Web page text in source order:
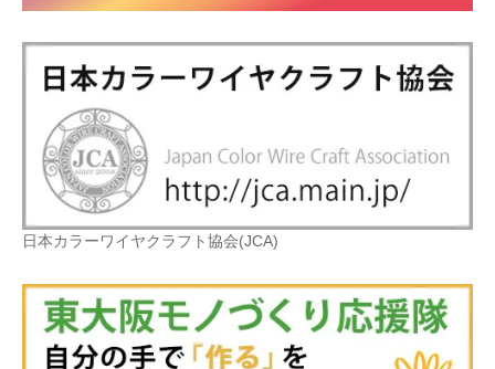
日本カラーワイヤクラフト協会(JCA)